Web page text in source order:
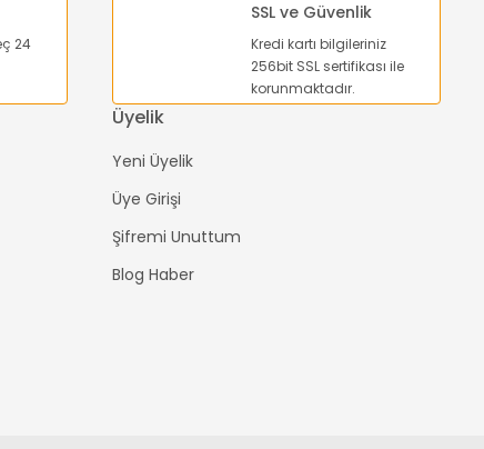
24
SSL ve Güvenlik
Kredi kartı bilgileriniz
256bit SSL sertifikası ile
korunmaktadır.
Üyelik
Yeni Üyelik
Üye Girişi
Şifremi Unuttum
Blog Haber